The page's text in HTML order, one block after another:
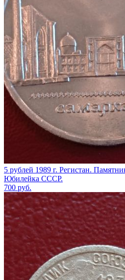
5 рублей 1989 г. Регистан.
Юбилейка СССР.
700 руб.